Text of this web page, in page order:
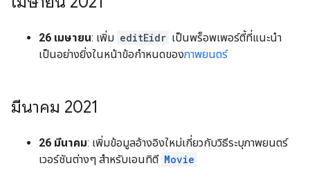
26 เมษายน: เพิ่ม editEidr เป็นพร็อพเพอร์ตี้ที่แนะนำ
เป็นอย่างยิ่งในหน้าข้อกำหนดของภาพยนตร์
มีนาคม 2021
26 มีนาคม: เพิ่มข้อมูลอ้างอิงใหม่เกี่ยวกับวิธีระบุภาพยนตร์
เวอร์ชันต่างๆ สำหรับเอนทิตี Movie